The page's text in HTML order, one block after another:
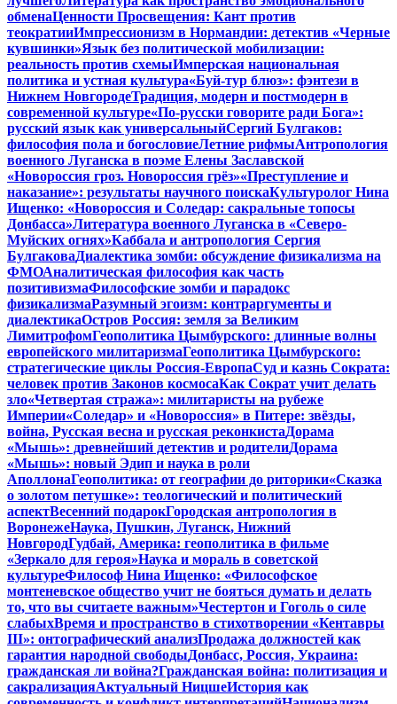
обменаЦенности Просвещения: Кант против
теократииИмпрессионизм в Нормандии: детектив «Черные
кувшинки»Язык без политической мобилизации:
реальность против схемыИмперская национальная
политика и устная культура«Буй-тур блюз»: фэнтези в
Нижнем НовгородеТрадиция, модерн и постмодерн в
современной культуре«По-русски говорите ради Бога»:
русский язык как универсальныйСергий Булгаков:
философия пола и богословиеЛетние рифмыАнтропология
военного Луганска в поэме Елены Заславской
«Новороссия гроз. Новороссия грёз»«Преступление и
наказание»: результаты научного поискаКультуролог Нина
Ищенко: «Новороссия и Соледар: сакральные топосы
Донбасса»Литература военного Луганска в «Северо-
Муйских огнях»Каббала и антропология Сергия
БулгаковаДиалектика зомби: обсуждение физикализма на
ФМОАналитическая философия как часть
позитивизмаФилософские зомби и парадокс
физикализмаРазумный эгоизм: контраргументы и
диалектикаОстров Россия: земля за Великим
ЛимитрофомГеополитика Цымбурского: длинные волны
европейского милитаризмаГеополитика Цымбурского:
стратегические циклы Россия-ЕвропаСуд и казнь Сократа:
человек против Законов космосаКак Сократ учит делать
зло«Четвертая стража»: милитаристы на рубеже
Империи«Соледар» и «Новороссия» в Питере: звёзды,
война, Русская весна и русская реконкистаДорама
«Мышь»: древнейший детектив и родителиДорама
«Мышь»: новый Эдип и наука в роли
АполлонаГеополитика: от географии до риторики«Сказка
о золотом петушке»: теологический и политический
аспектВесенний подарокГородская антропология в
ВоронежеНаука, Пушкин, Луганск, Нижний
НовгородГудбай, Америка: геополитика в фильме
«Зеркало для героя»Наука и мораль в советской
культуреФилософ Нина Ищенко: «Философское
монтеневское общество учит не бояться думать и делать
то, что вы считаете важным»Честертон и Гоголь о силе
слабыхВремя и пространство в стихотворении «Кентавры
III»: онтографический анализПродажа должностей как
гарантия народной свободыДонбасс, Россия, Украина:
гражданская ли война?Гражданская война: политизация и
сакрализацияАктуальный НицшеИстория как